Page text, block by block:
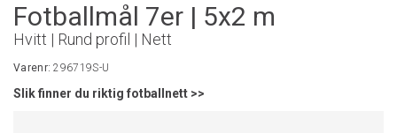
Fotballmål 7er | 5x2 m
Hvitt | Rund profil | Nett
Varenr:296719S-U
Slik finner du riktig fotballnett >>